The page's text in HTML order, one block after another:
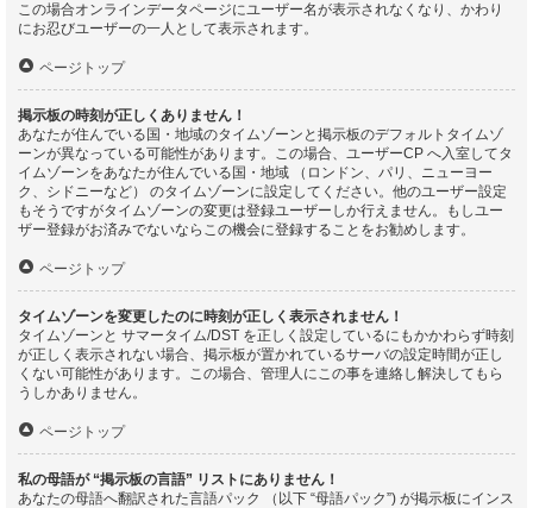
この場合オンラインデータページにユーザー名が表示されなくなり、かわり
にお忍びユーザーの一人として表示されます。
ページトップ
掲示板の時刻が正しくありません！
あなたが住んでいる国・地域のタイムゾーンと掲示板のデフォルトタイムゾ
ーンが異なっている可能性があります。この場合、ユーザーCP へ入室してタ
イムゾーンをあなたが住んでいる国・地域 （ロンドン、パリ、ニューヨー
ク、シドニーなど） のタイムゾーンに設定してください。他のユーザー設定
もそうですがタイムゾーンの変更は登録ユーザーしか行えません。もしユー
ザー登録がお済みでないならこの機会に登録することをお勧めします。
ページトップ
タイムゾーンを変更したのに時刻が正しく表示されません！
タイムゾーンと サマータイム/DST を正しく設定しているにもかかわらず時刻
が正しく表示されない場合、掲示板が置かれているサーバの設定時間が正し
くない可能性があります。この場合、管理人にこの事を連絡し解決してもら
うしかありません。
ページトップ
私の母語が “掲示板の言語” リストにありません！
あなたの母語へ翻訳された言語パック （以下 “母語パック”) が掲示板にインス